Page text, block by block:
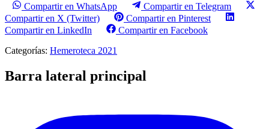
Compartir en WhatsApp
Compartir en Telegram
Compartir en X (Twitter)
Compartir en Pinterest
Compartir en LinkedIn
Compartir en Facebook
Categorías: Hemeroteca 2021
Barra lateral principal